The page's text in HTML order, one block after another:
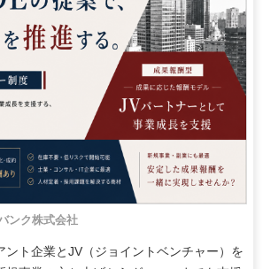
ンク株式会社
ント企業とJV（ジョイントベンチャー）を